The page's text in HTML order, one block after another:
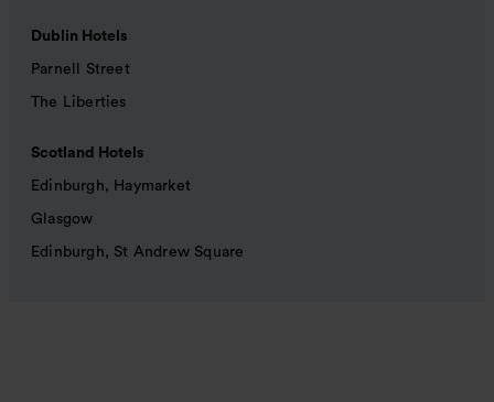
Dublin Hotels
Parnell Street
The Liberties
Scotland Hotels
Edinburgh, Haymarket
Glasgow
Edinburgh, St Andrew Square